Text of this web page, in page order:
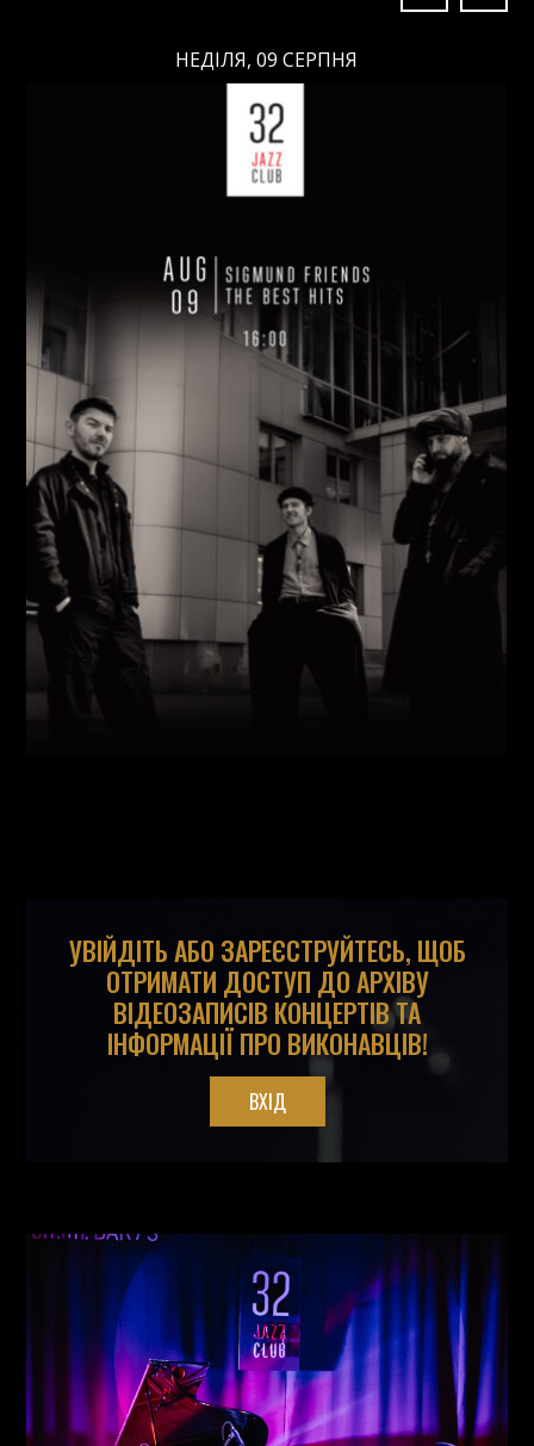
НЕДІЛЯ, 09 СЕРПНЯ
НЕДІЛЯ, 09 СЕРПНЯ
Ціна:
Виконавці: Павло Литвиненко (Рояль,) /Денис
Дудко (Бас, Олександр Люлякін (Барабани,) /
УВІЙДІТЬ АБО ЗАРЕЄСТРУЙТЕСЬ, ЩОБ
ОТРИМАТИ ДОСТУП ДО АРХІВУ
ВІДЕОЗАПИСІВ КОНЦЕРТІВ ТА
ІНФОРМАЦІЇ ПРО ВИКОНАВЦІВ!
ВХІД